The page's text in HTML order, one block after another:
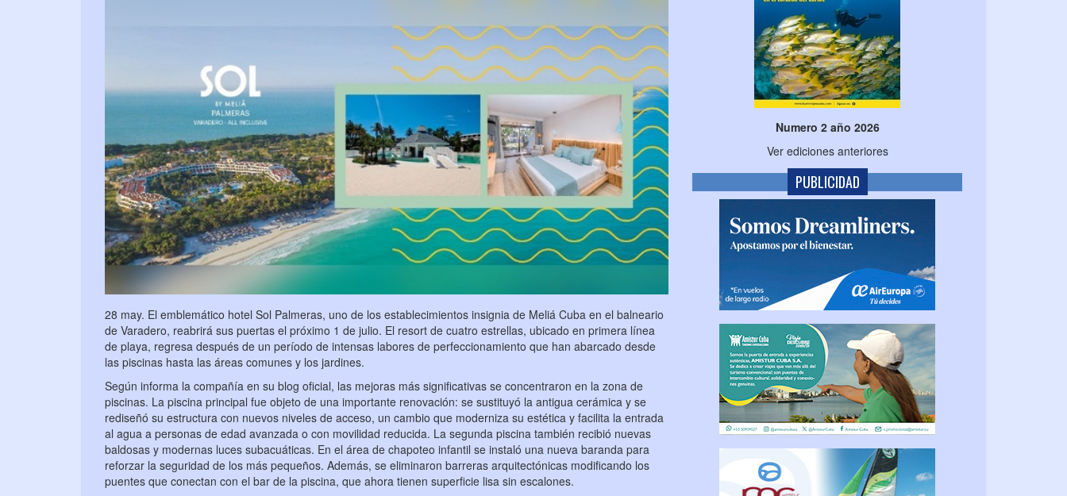
28 may. El emblemático hotel Sol Palmeras, uno de los establecimientos insignia de Meliá Cuba en el balneario
de Varadero, reabrirá sus puertas el próximo 1 de julio. El resort de cuatro estrellas, ubicado en primera línea
de playa, regresa después de un período de intensas labores de perfeccionamiento que han abarcado desde
las piscinas hasta las áreas comunes y los jardines.
Según informa la compañía en su blog oficial, las mejoras más significativas se concentraron en la zona de
piscinas. La piscina principal fue objeto de una importante renovación: se sustituyó la antigua cerámica y se
rediseñó su estructura con nuevos niveles de acceso, un cambio que moderniza su estética y facilita la entrada
al agua a personas de edad avanzada o con movilidad reducida. La segunda piscina también recibió nuevas
baldosas y modernas luces subacuáticas. En el área de chapoteo infantil se instaló una nueva baranda para
reforzar la seguridad de los más pequeños. Además, se eliminaron barreras arquitectónicas modificando los
puentes que conectan con el bar de la piscina, que ahora tienen superficie lisa sin escalones.
Numero 2 año 2026
Ver ediciones anteriores
PUBLICIDAD